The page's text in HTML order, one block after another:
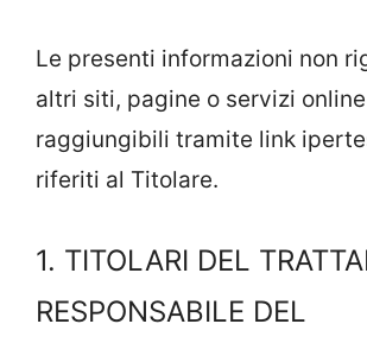
Le presenti informazioni non
altri siti, pagine o servizi online
raggiungibili tramite link
riferiti al Titolare.
1. TITOLARI DEL
RESPONSABILE DEL